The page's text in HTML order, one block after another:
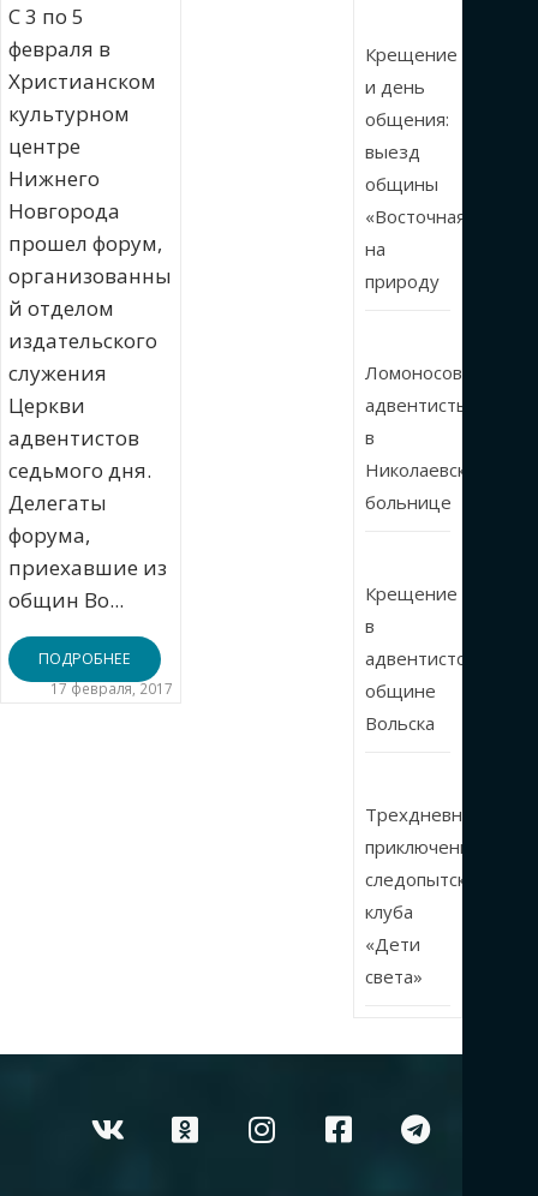
С 3 по 5
февраля в
Христианском
культурном
центре
Нижнего
Новгорода
прошел форум,
организованны
й отделом
издательского
служения
Церкви
адвентистов
седьмого дня.
Делегаты
форума,
приехавшие из
общин Во...
ПОДРОБНЕЕ
17 февраля, 2017
Крещение
и день
общения:
выезд
общины
«Восточная»
на
природу
Ломоносовские
адвентисты
в
Николаевской
больнице
Крещение
в
адвентистской
общине
Вольска
Трехдневные
приключения
следопытского
клуба
«Дети
света»